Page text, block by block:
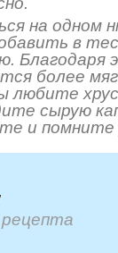
на одном
в
Благодаря
более
любите
сырую
и помните